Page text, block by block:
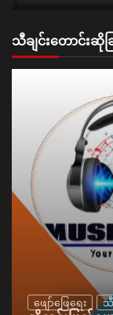
သီချင်းတောင်းဆိုခြ
ဖျော်ဖြေရေး သီ